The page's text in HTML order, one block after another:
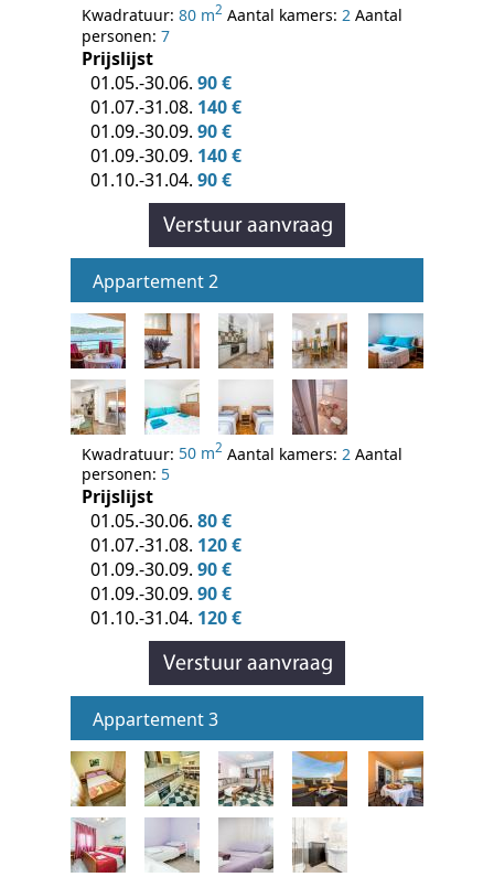
Kwadratuur: 80 m2 Aantal kamers: 2 Aantal
personen: 7
Prijslijst
01.05.-30.06. 90 €
01.07.-31.08. 140 €
01.09.-30.09. 90 €
01.09.-30.09. 140 €
01.10.-31.04. 90 €
Appartement 2
Kwadratuur: 50 m2 Aantal kamers: 2 Aantal
personen: 5
Prijslijst
01.05.-30.06. 80 €
01.07.-31.08. 120 €
01.09.-30.09. 90 €
01.09.-30.09. 90 €
01.10.-31.04. 120 €
Appartement 3